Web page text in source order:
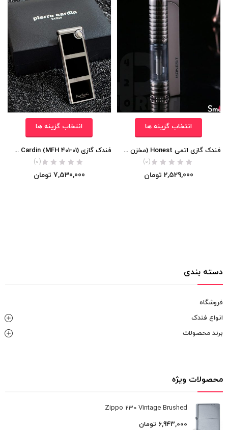
انتخاب گزینه ها
فندک گازی اتمی Honest (مخزن شیشه ای ) اورجینال
(0)
2,529,000 تومان
انتخاب گزینه ها
فندک گازی Pierre Cardin (MFH 401-01) اورجینال
(0)
7,530,000 تومان
دسته بندی
فروشگاه
انواع فندک
برند محصولات
محصولات ویژه
Zippo 230 Vintage Brushed
6,943,000 تومان